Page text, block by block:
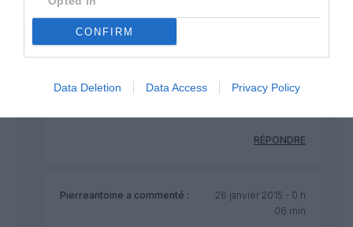
CONFIRM
Data Deletion Data Access Privacy Policy
Vincenta commenté :
économique.
RÉPONDRE
Pierreantoine a commenté :
26 janvier 2015 - 0 h
06 min